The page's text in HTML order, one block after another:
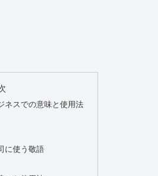
ネスでの意味と使用法
に使う敬語